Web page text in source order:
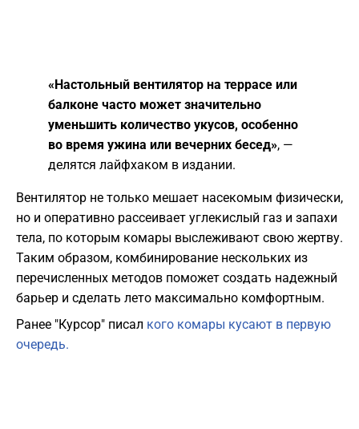
«Настольный вентилятор на террасе или
балконе часто может значительно
уменьшить количество укусов, особенно
во время ужина или вечерних бесед», —
делятся лайфхаком в издании.
​Вентилятор не только мешает насекомым физически,
но и оперативно рассеивает углекислый газ и запахи
тела, по которым комары выслеживают свою жертву.
Таким образом, комбинирование нескольких из
перечисленных методов поможет создать надежный
барьер и сделать лето максимально комфортным.
Ранее "Курсор" писал кого комары кусают в первую
очередь.